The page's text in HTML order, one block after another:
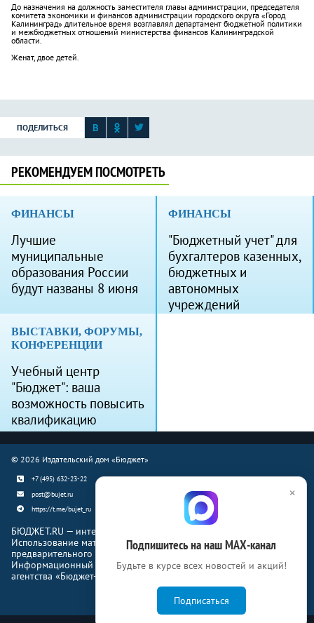
До назначения на должность заместителя главы администрации, председателя
комитета экономики и финансов администрации городского округа «Город
Калининград» длительное время возглавлял департамент бюджетной политики
и межбюджетных отношений министерства финансов Калининградской
области.
Женат, двое детей.
ПОДЕЛИТЬСЯ
РЕКОМЕНДУЕМ ПОСМОТРЕТЬ
ФИНАНСЫ
Лучшие
муниципальные
образования России
будут названы 8 июня
ФИНАНСЫ
"Бюджетный учет" для
бухгалтеров казенных,
бюджетных и
автономных
учреждений
ВЫСТАВКИ, ФОРУМЫ,
КОНФЕРЕНЦИИ
Учебный центр
"Бюджет": ваша
возможность повысить
квалификацию
© 2026 Издательский дом «Бюджет»
+7 (495) 632-23-22
post@bujet.ru
https://t.me/bujet_ru
БЮДЖЕТ.RU — интернет-издание о финансовой жизни страны.
Использование материалов Бюджет.ru разрешено только с
предварительного письменного согласия правообладателей.
Информационный продукт «Журнал Бюджет» информационного
агентства «Бюджет-Медиа»
×
Подпишитесь на наш МАХ-канал
Будьте в курсе всех новостей и акций!
Подписаться